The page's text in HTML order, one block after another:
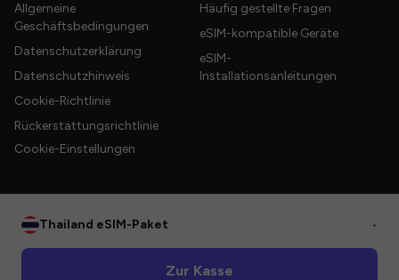
Allgemeine
Geschäftsbedingungen
Datenschutzerklärung
Datenschutzhinweis
Cookie-Richtlinie
Rückerstattungsrichtlinie
Cookie-Einstellungen
Häufig gestellte Fragen
eSIM-kompatible Geräte
eSIM-
Installationsanleitungen
Thailand eSIM-Paket •
Zur Kasse